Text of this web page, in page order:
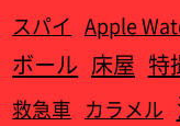
スパイ Apple
ボール 床屋 特
救急車 カラメル